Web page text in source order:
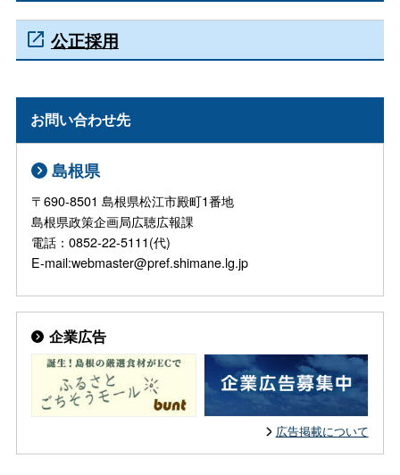
公正採用
お問い合わせ先
島根県
〒690-8501 島根県松江市殿町1番地
島根県政策企画局広聴広報課
電話：0852-22-5111(代)
E-mail:webmaster@pref.shimane.lg.jp
企業広告
広告掲載について